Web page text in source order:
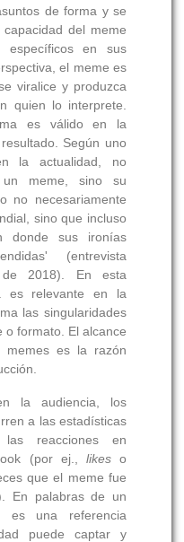
de forma y se
del meme
específicos en sus
el meme es
viralice y produzca
quien lo interprete.
es válido en la
Según uno
la actualidad, no
meme, sino su
no necesariamente
sino que incluso
donde sus ironías
(entrevista
2018). En esta
es relevante en la
las singularidades
o formato. El alcance
es la razón
la audiencia, los
a las estadísticas
reacciones en
(por ej., likeso
que el meme fue
En palabras de un
es una referencia
puede captar y